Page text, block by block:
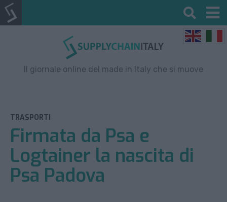
Il giornale online del made in Italy che si muove
TRASPORTI
Firmata da Psa e
Logtainer la nascita di
Psa Padova